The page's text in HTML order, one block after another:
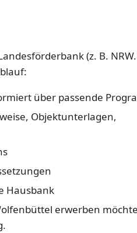
(z. B.
über passende
Objektunterlagen,
Hausbank
erwerben